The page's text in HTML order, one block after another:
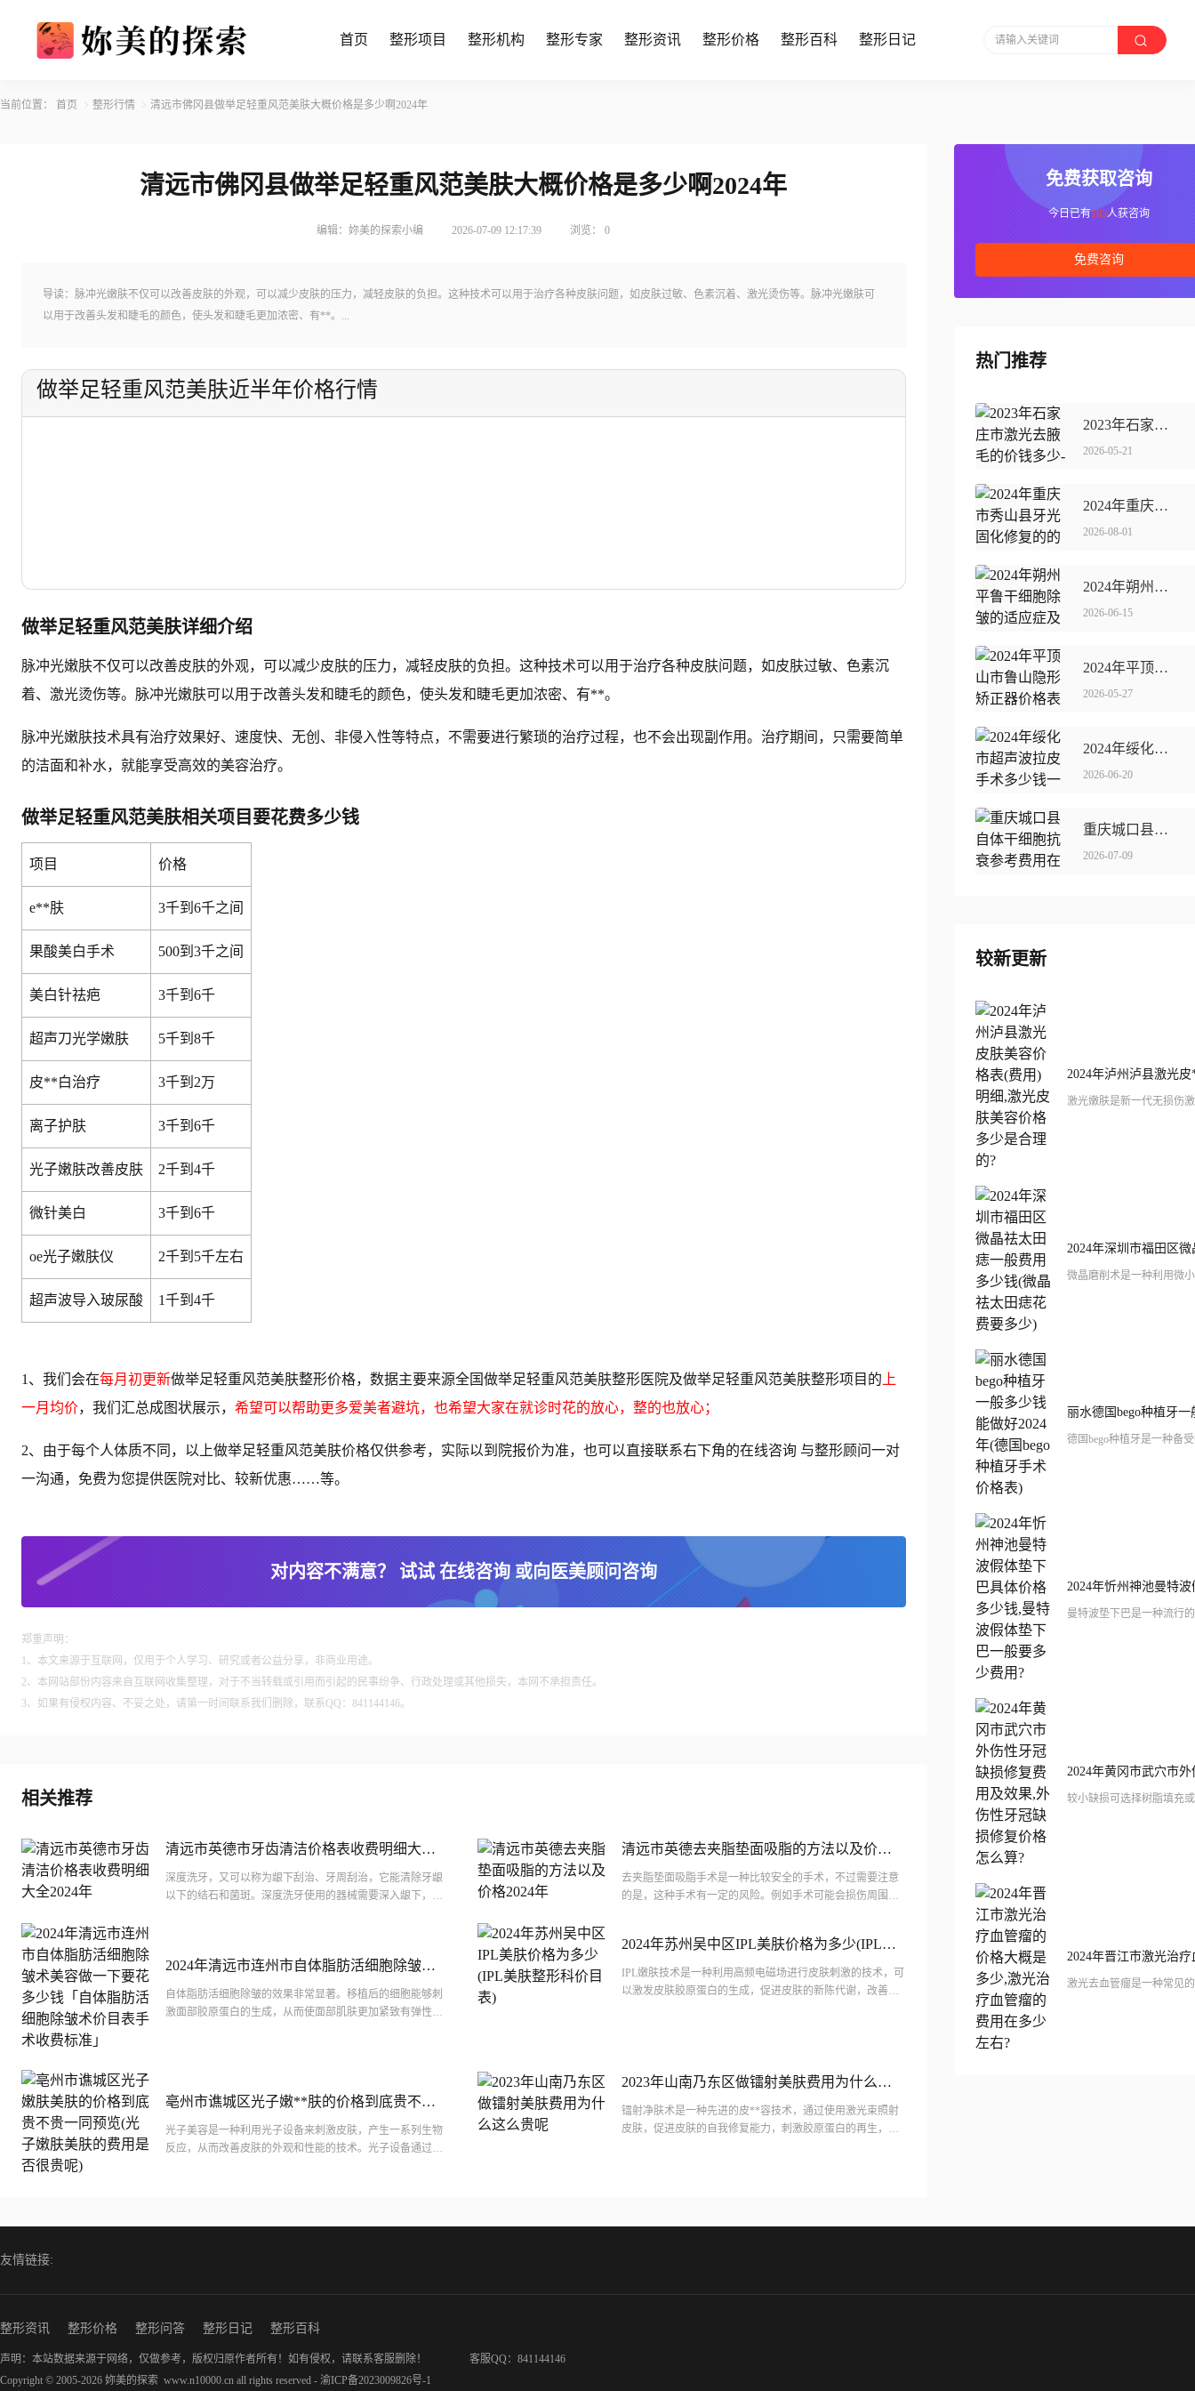
首页 整形项目 整形机构 整形专家 整形资讯 整形价格 整形百科 整形日记 请输入关键词
当前位置： 首页 整形行情 清远市佛冈县做举足轻重风范美肤大概价格是多少啊2024年
清远市佛冈县做举足轻重风范美肤大概价格是多少啊2024年
编辑：妳美的探索小编 2026-07-09 12:17:39 浏览：0
导读：脉冲光嫩肤不仅可以改善皮肤的外观，可以减少皮肤的压力，减轻皮肤的负担。这种技术可以用于治疗各种皮肤问题，如皮肤过敏、色素沉着、激光烫伤等。脉冲光嫩肤可
以用于改善头发和睫毛的颜色，使头发和睫毛更加浓密、有**。...
做举足轻重风范美肤近半年价格行情
做举足轻重风范美肤详细介绍
脉冲光嫩肤不仅可以改善皮肤的外观，可以减少皮肤的压力，减轻皮肤的负担。这种技术可以用于治疗各种皮肤问题，如皮肤过敏、色素沉
着、激光烫伤等。脉冲光嫩肤可以用于改善头发和睫毛的颜色，使头发和睫毛更加浓密、有**。
脉冲光嫩肤技术具有治疗效果好、速度快、无创、非侵入性等特点，不需要进行繁琐的治疗过程，也不会出现副作用。治疗期间，只需要简单
的洁面和补水，就能享受高效的美容治疗。
做举足轻重风范美肤相关项目要花费多少钱
项目 价格
e**肤 3千到6千之间
果酸美白手术 500到3千之间
美白针祛疤 3千到6千
超声刀光学嫩肤 5千到8千
皮**白治疗 3千到2万
离子护肤 3千到6千
光子嫩肤改善皮肤 2千到4千
微针美白 3千到6千
oe光子嫩肤仪 2千到5千左右
超声波导入玻尿酸 1千到4千
1、我们会在每月初更新做举足轻重风范美肤整形价格，数据主要来源全国做举足轻重风范美肤整形医院及做举足轻重风范美肤整形项目的 上
一月均价，我们汇总成图状展示， 希望可以帮助更多爱美者避坑，也希望大家在就诊时花的放心，整的也放心；
2、由于每个人体质不同，以上做举足轻重风范美肤价格仅供参考，实际以到院报价为准，也可以直接联系右下角的在线咨询 与整形顾问一对
一沟通，免费为您提供医院对比、较新优惠……等。
对内容不满意？ 试试 在线咨询 或向医美顾问咨询
郑重声明：
1、本文来源于互联网，仅用于个人学习、研究或者公益分享，非商业用途。
2、本网站部份内容来自互联网收集整理，对于不当转载或引用而引起的民事纷争、行政处理或其他损失，本网不承担责任。
3、如果有侵权内容、不妥之处，请第一时间联系我们删除，联系QQ：841144146。
相关推荐
清远市英德市牙齿清洁价格表收费明细大全
2024年
深度洗牙，又可以称为龈下刮治、牙周刮治，它能清除牙龈
以下的结石和菌斑。深度洗牙使用的器械需要深入龈下，所
清远市英德去夹脂垫面吸脂的方法以及价格
2024年
去夹脂垫面吸脂手术是一种比较安全的手术，不过需要注意
的是，这种手术有一定的风险。例如手术可能会损伤周围组
2024年清远市连州市自体脂肪活细胞除皱术
美容做一下要花多少钱「自体脂肪活细胞除
皱术价目表手术收费标准」
自体脂肪活细胞除皱的效果非常显著。移植后的细胞能够刺
激面部胶原蛋白的生成，从而使面部肌肤更加紧致有弹性，
2024年苏州吴中区IPL美肤价格为多少(IPL美
肤整形科价目表)
IPL嫩肤技术是一种利用高频电磁场进行皮肤刺激的技术，可
以激发皮肤胶原蛋白的生成，促进皮肤的新陈代谢，改善肌
亳州市谯城区光子嫩**肤的价格到底贵不贵
一同预览(光子嫩**肤的费用是否很贵呢)
光子美容是一种利用光子设备来刺激皮肤，产生一系列生物
反应，从而改善皮肤的外观和性能的技术。光子设备通过发
2023年山南乃东区做镭射美肤费用为什么这
么贵呢
镭射净肤术是一种先进的皮**容技术，通过使用激光束照射
皮肤，促进皮肤的自我修复能力，刺激胶原蛋白的再生，达
免费获取咨询
今日已有105人获咨询
免费咨询
热门推荐
2023年石家庄市激光去腋毛的价钱多少-激光去腋毛医院价格表?
2026-05-21
2024年重庆市秀山县牙光固化修复的的价格是多少,牙光固化修复整容价格?
2026-08-01
2024年朔州平鲁干细胞除皱的适应症及费用
2026-06-15
2024年平顶山市鲁山隐形矫正器价格表(费用)清单明细,隐形矫正器一般价位多少钱呢?
2026-05-27
2024年绥化市超声波拉皮手术多少钱一次呀
2026-06-20
重庆城口县自体干细胞抗衰参考费用在线获取
2026-07-09
较新更新
友情链接:
整形资讯 整形价格 整形问答 整形日记 整形百科
声明：本站数据来源于网络，仅做参考，版权归原作者所有！如有侵权，请联系客服删除！
客服QQ：841144146
Copyright © 2005-2026 妳美的探索 www.n10000.cn all rights reserved - 渝ICP备2023009826号-1